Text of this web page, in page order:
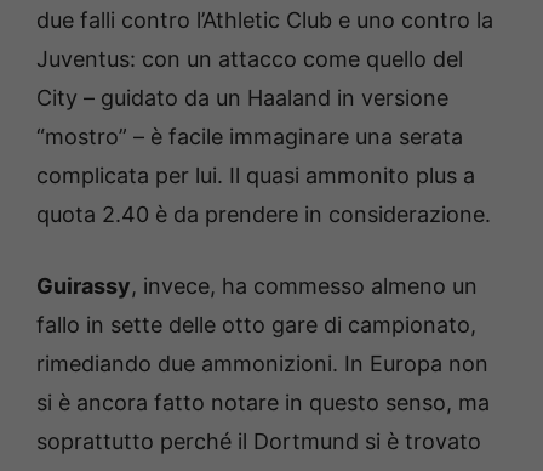
due falli contro l’Athletic Club e uno contro la
Juventus: con un attacco come quello del
City – guidato da un Haaland in versione
“mostro” – è facile immaginare una serata
complicata per lui. Il quasi ammonito plus a
quota 2.40 è da prendere in considerazione.
Guirassy, invece, ha commesso almeno un
fallo in sette delle otto gare di campionato,
rimediando due ammonizioni. In Europa non
si è ancora fatto notare in questo senso, ma
soprattutto perché il Dortmund si è trovato